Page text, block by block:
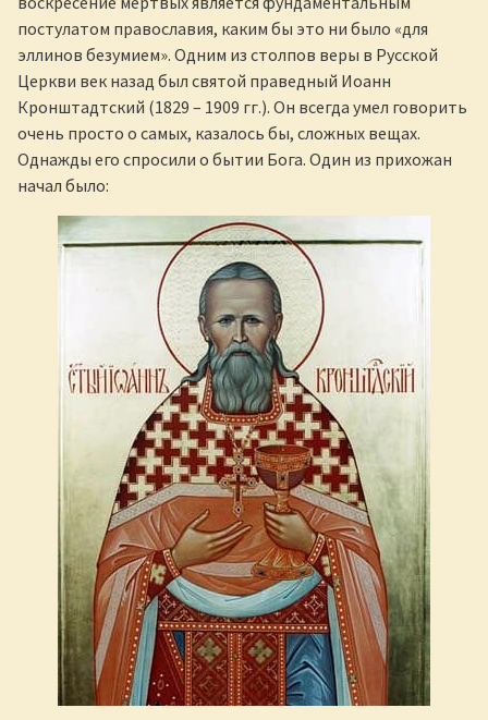
постулатом православия, каким бы это ни было «для
эллинов безумием». Одним из столпов веры в Русской
Церкви век назад был святой праведный Иоанн
Кронштадтский (1829 – 1909 гг.). Он всегда умел говорить
очень просто о самых, казалось бы, сложных вещах.
Однажды его спросили о бытии Бога. Один из прихожан
начал было: